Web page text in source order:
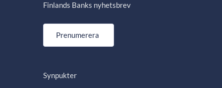
Finlands Banks nyhetsbrev
Prenumerera
Synpukter